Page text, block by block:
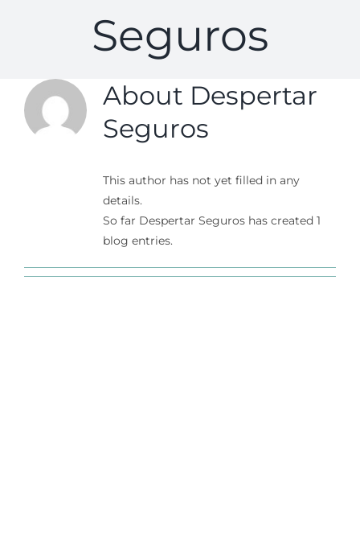
Soluciones Empresas
Contáctanos
Seguros
About Despertar
Seguros
This author has not yet filled in any
details.
So far Despertar Seguros has created 1
blog entries.